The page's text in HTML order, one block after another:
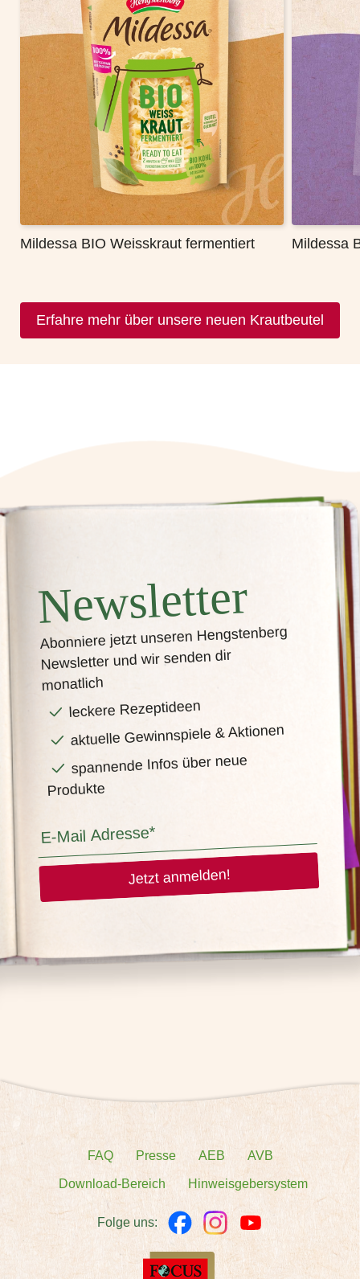
Mildessa BIO Weisskraut fermentiert Mildessa
Erfahre mehr über unsere neuen Krautbeutel
Newsletter
Abonniere jetzt unseren Hengstenberg
Newsletter und wir senden dir
monatlich
leckere Rezeptideen
aktuelle Gewinnspiele & Aktionen
spannende Infos über neue
Produkte
Jetzt anmelden!
FAQ Presse AEB AVB
Download-Bereich Hinweisgebersystem
Folge uns: